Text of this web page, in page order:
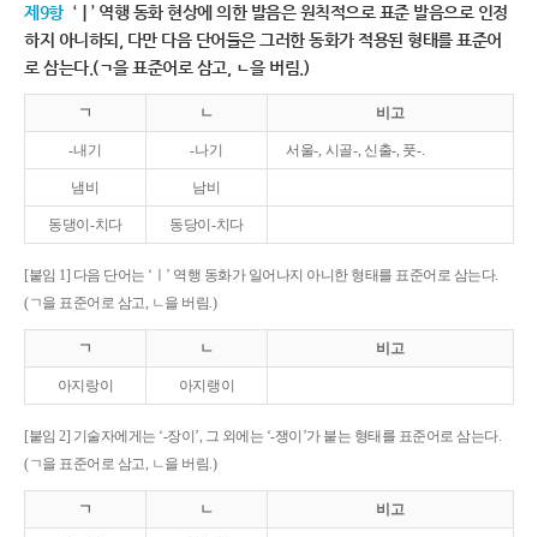
제9항 ‘ㅣ’ 역행 동화 현상에 의한 발음은 원칙적으로 표준 발음으로 인정
하지 아니하되, 다만 다음 단어들은 그러한 동화가 적용된 형태를 표준어
로 삼는다.(ㄱ을 표준어로 삼고, ㄴ을 버림.)
ㄱ ㄴ 비고
-내기 -나기 서울-, 시골-, 신출-, 풋-.
냄비 남비
동댕이-치다 동당이-치다
[붙임 1] 다음 단어는 ‘ㅣ’ 역행 동화가 일어나지 아니한 형태를 표준어로 삼는다.
(ㄱ을 표준어로 삼고, ㄴ을 버림.)
ㄱ ㄴ 비고
아지랑이 아지랭이
[붙임 2] 기술자에게는 ‘-장이’, 그 외에는 ‘-쟁이’가 붙는 형태를 표준어로 삼는다.
(ㄱ을 표준어로 삼고, ㄴ을 버림.)
ㄱ ㄴ 비고